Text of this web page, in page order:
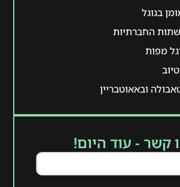
בגוגל
החברתיות
מפות
ובאאוטבריין
קשר - עוד היום!